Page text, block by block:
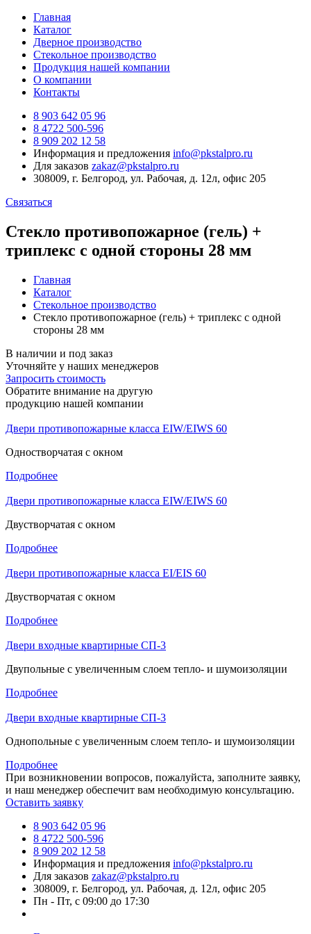
Главная
Каталог
Дверное производство
Стекольное производство
Продукция нашей компании
О компании
Контакты
8 903 642 05 96
8 4722 500-596
8 909 202 12 58
Информация и предложения info@pkstalpro.ru
Для заказов zakaz@pkstalpro.ru
308009, г. Белгород, ул. Рабочая, д. 12л, офис 205
Связаться
Стекло противопожарное (гель) +
триплекс с одной стороны 28 мм
Главная
Каталог
Стекольное производство
Стекло противопожарное (гель) + триплекс с одной
стороны 28 мм
В наличии и под заказ
Уточняйте у наших менеджеров
Запросить стоимость
Обратите внимание на другую
продукцию нашей компании
Двери противопожарные класса EIW/EIWS 60
Одностворчатая с окном
Подробнее
Двери противопожарные класса EIW/EIWS 60
Двустворчатая с окном
Подробнее
Двери противопожарные класса EI/EIS 60
Двустворчатая с окном
Подробнее
Двери входные квартирные СП-3
Двупольные с увеличенным слоем тепло- и шумоизоляции
Подробнее
Двери входные квартирные СП-3
Однопольные с увеличенным слоем тепло- и шумоизоляции
Подробнее
При возникновении вопросов, пожалуйста, заполните заявку,
и наш менеджер обеспечит вам необходимую консультацию.
Оставить заявку
8 903 642 05 96
8 4722 500-596
8 909 202 12 58
Информация и предложения info@pkstalpro.ru
Для заказов zakaz@pkstalpro.ru
308009, г. Белгород, ул. Рабочая, д. 12л, офис 205
Пн - Пт, с 09:00 до 17:30